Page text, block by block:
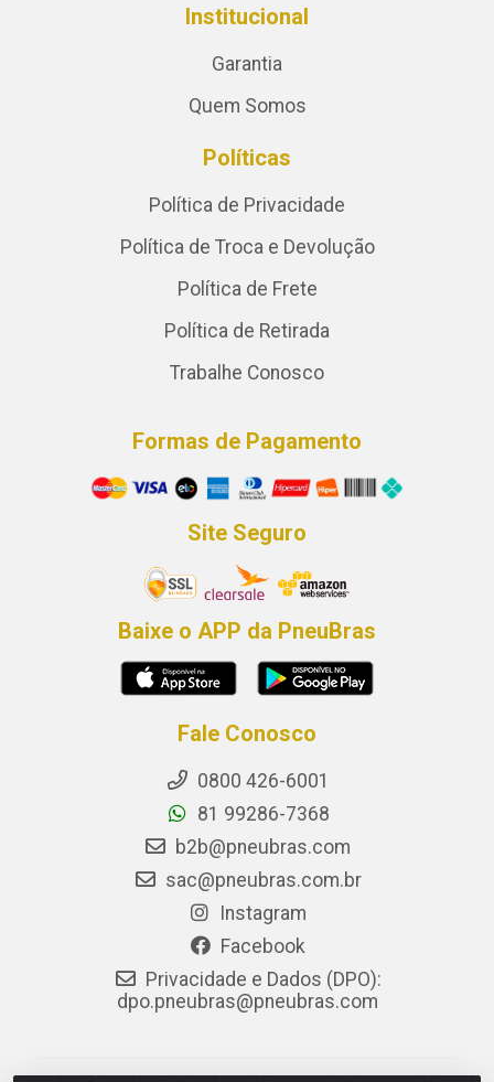
Institucional
Garantia
Quem Somos
Políticas
Política de Privacidade
Política de Troca e Devolução
Política de Frete
Política de Retirada
Trabalhe Conosco
Formas de Pagamento
Site Seguro
Baixe o APP da PneuBras
Fale Conosco
0800 426-6001
81 99286-7368
b2b@pneubras.com
sac@pneubras.com.br
Instagram
Facebook
Privacidade e Dados (DPO):
dpo.pneubras@pneubras.com